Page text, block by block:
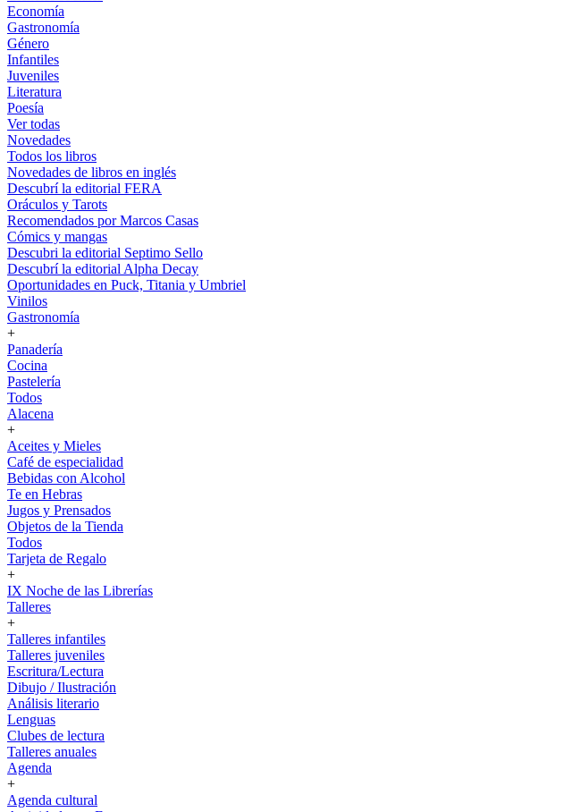
Economía
Gastronomía
Género
Infantiles
Juveniles
Literatura
Poesía
Ver todas
Novedades
Todos los libros
Novedades de libros en inglés
Descubrí la editorial FERA
Oráculos y Tarots
Recomendados por Marcos Casas
Cómics y mangas
Descubri la editorial Septimo Sello
Descubrí la editorial Alpha Decay
Oportunidades en Puck, Titania y Umbriel
Vinilos
Gastronomía
+
Panadería
Cocina
Pastelería
Todos
Alacena
+
Aceites y Mieles
Café de especialidad
Bebidas con Alcohol
Te en Hebras
Jugos y Prensados
Objetos de la Tienda
Todos
Tarjeta de Regalo
+
IX Noche de las Librerías
Talleres
+
Talleres infantiles
Talleres juveniles
Escritura/Lectura
Dibujo / Ilustración
Análisis literario
Lenguas
Clubes de lectura
Talleres anuales
Agenda
+
Agenda cultural